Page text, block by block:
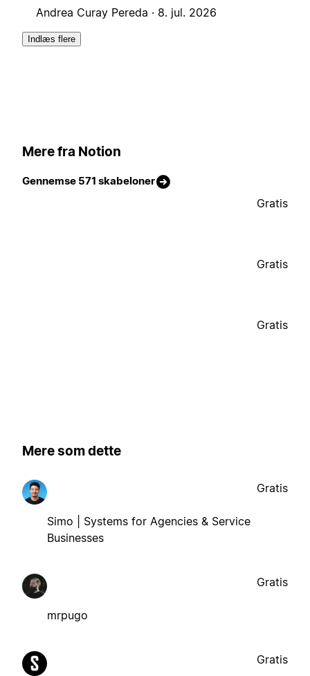
Andrea Curay Pereda · 8. jul. 2026
Indlæs flere
Mere fra Notion
Gennemse 571 skabeloner
Gratis
Gratis
Gratis
Mere som dette
Simo | Systems for Agencies & Service
Businesses
Gratis
mrpugo
Gratis
Gratis